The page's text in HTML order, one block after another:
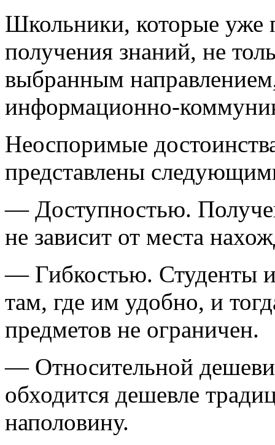
Школьники, которые
получения знаний, не
выбранным
информационно-
Неоспоримые
представлены
— Доступностью.
не зависит от места
— Гибкостью. Студенты
там, где им удобно, и
предметов не ограничен.
— Относительной
обходится дешевле
наполовину.